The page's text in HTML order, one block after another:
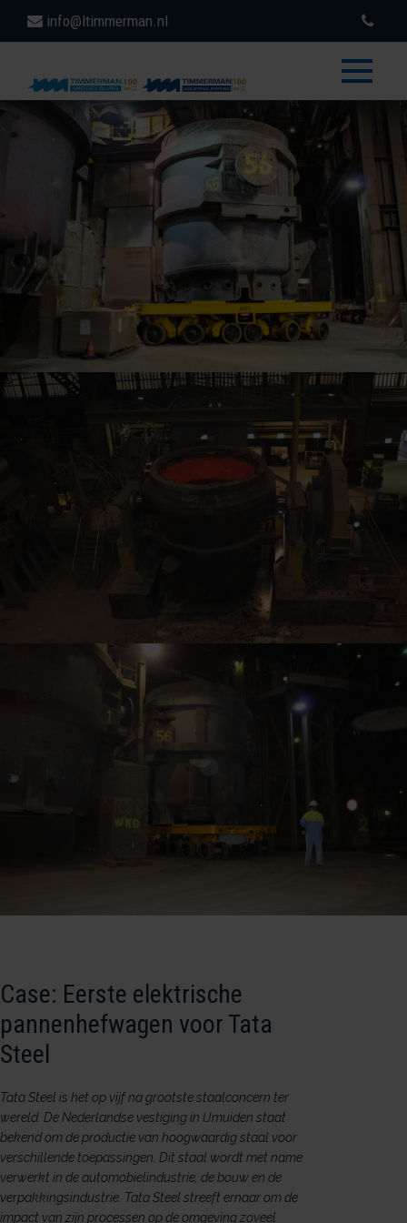
info@ltimmerman.nl
toggle
Case: Eerste elektrische
pannenhefwagen voor Tata
Steel
Tata Steel is het op vijf na grootste staalconcern ter
wereld. De Nederlandse vestiging in IJmuiden staat
bekend om de productie van hoogwaardig staal voor
verschillende toepassingen. Dit staal wordt met name
verwerkt in de automobielindustrie, de bouw en de
verpakkingsindustrie. Tata Steel streeft ernaar om de
impact van zijn processen op de omgeving zoveel